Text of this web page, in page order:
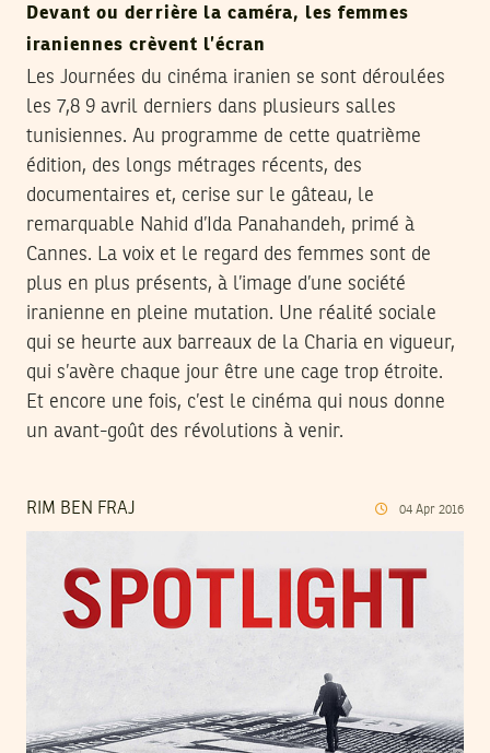
Devant ou derrière la caméra, les femmes
iraniennes crèvent l’écran
Les Journées du cinéma iranien se sont déroulées
les 7,8 9 avril derniers dans plusieurs salles
tunisiennes. Au programme de cette quatrième
édition, des longs métrages récents, des
documentaires et, cerise sur le gâteau, le
remarquable Nahid d’Ida Panahandeh, primé à
Cannes. La voix et le regard des femmes sont de
plus en plus présents, à l’image d’une société
iranienne en pleine mutation. Une réalité sociale
qui se heurte aux barreaux de la Charia en vigueur,
qui s’avère chaque jour être une cage trop étroite.
Et encore une fois, c’est le cinéma qui nous donne
un avant-goût des révolutions à venir.
RIM BEN FRAJ 04 Apr 2016